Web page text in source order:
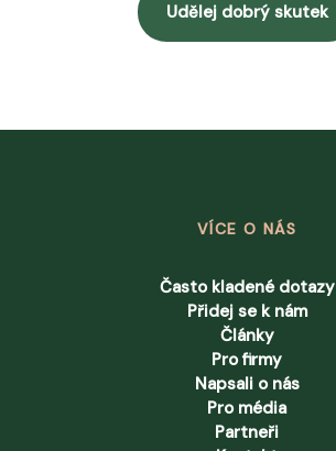
Udělej dobrý skutek
VÍCE O NÁS
Často kladené dotazy
Přidej se k nám
Články
Pro firmy
Napsali o nás
Pro média
Partneři